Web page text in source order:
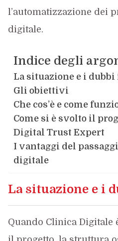
l’automatizzazione dei
digitale.
Indice degli
La situazione e i
Gli obiettivi
Che cos’è e come
Come si è svolto il
Digital Trust Expert
I vantaggi del
digitale
La situazione e i
Quando Clinica Digitale